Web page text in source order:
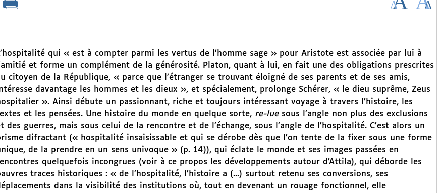
qui « est à compter parmi les vertus de l’homme sage » pour Aristote est associée par lui à
et forme un complément de la générosité. Platon, quant à lui, en fait une des obligations prescrites
citoyen de la République, « parce que l’étranger se trouvant éloigné de ses parents et de ses amis,
davantage les hommes et les dieux », et spécialement, prolonge Schérer, « le dieu suprême, Zeus
». Ainsi débute un passionnant, riche et toujours intéressant voyage à travers l’histoire, les
et les pensées. Une histoire du monde en quelque sorte, re-luesous l’angle non plus des exclusions
des guerres, mais sous celui de la rencontre et de l’échange, sous l’angle de l’hospitalité. C’est alors un
difractant (« hospitalité insaisissable et qui se dérobe dès que l’on tente de la fixer sous une forme
de la prendre en un sens univoque » (p. 14)), qui éclate le monde et ses images passées en
quelquefois incongrues (voir à ce propos les développements autour d’Attila), qui déborde les
traces historiques : « de l’hospitalité, l’histoire a (...) surtout retenu ses conversions, ses
dans la visibilité des institutions où, tout en devenant un rouage fonctionnel, elle